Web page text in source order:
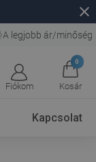
close
A legjobb ár/minőség
Fiókom
0
Kosár
Kapcsolat